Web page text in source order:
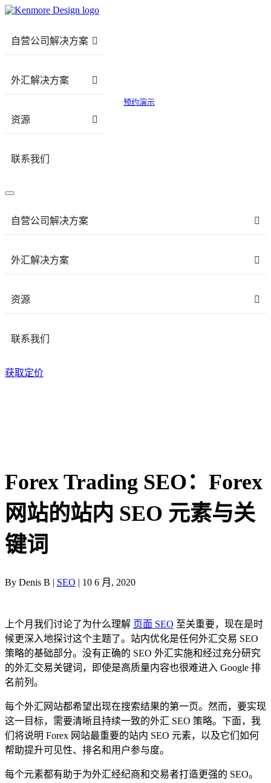
自营公司解决方案
外汇解决方案
资源
联系我们
预约演示
自营公司解决方案
外汇解决方案
资源
联系我们
获取定价
Forex Trading SEO：Forex
网站的站内 SEO 元素与关
键词
By Denis B | SEO | 10 6 月, 2020
上个月我们讨论了为什么理解 页面 SEO 至关重要，现在是时
候更深入地探讨这个主题了。站内优化是任何外汇交易 SEO
策略的基础部分。没有正确的 SEO 外汇实施和经过充分研究
的外汇交易关键词，即使是高质量内容也很难进入 Google 排
名前列。
每个外汇网站都希望出现在搜索结果的第一页。然而，要实现
这一目标，需要清晰且持续一致的外汇 SEO 策略。下面，我
们将说明 Forex 网站最重要的站内 SEO 元素，以及它们如何
帮助提升可见性、排名和用户参与度。
每个元素都有助于为外汇经纪商和交易者打造更强的 SEO。